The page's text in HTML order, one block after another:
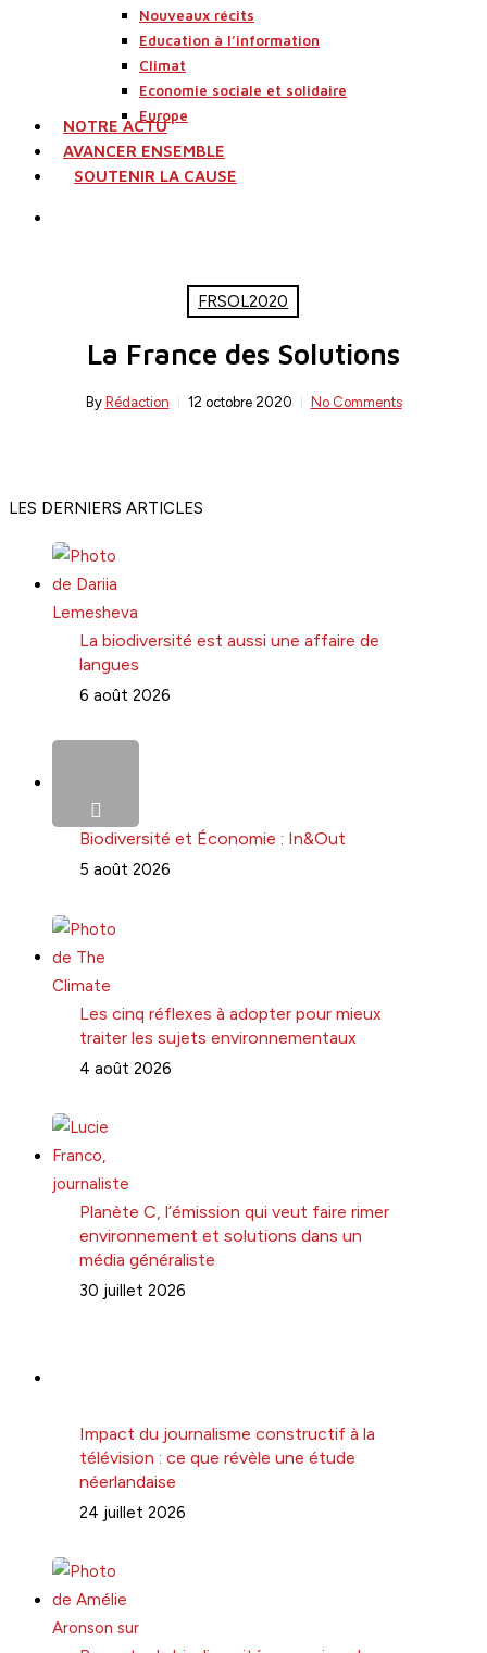
Nouveaux récits
Education à l’information
Climat
Economie sociale et solidaire
Europe
NOTRE ACTU
AVANCER ENSEMBLE
SOUTENIR LA CAUSE
FRSOL2020
La France des Solutions
By Rédaction 12 octobre 2020 No Comments
LES DERNIERS ARTICLES
La biodiversité est aussi une affaire de
langues
6 août 2026
Biodiversité et Économie : In&Out
5 août 2026
Les cinq réflexes à adopter pour mieux
traiter les sujets environnementaux
4 août 2026
Planète C, l’émission qui veut faire rimer
environnement et solutions dans un
média généraliste
30 juillet 2026
Impact du journalisme constructif à la
télévision : ce que révèle une étude
néerlandaise
24 juillet 2026